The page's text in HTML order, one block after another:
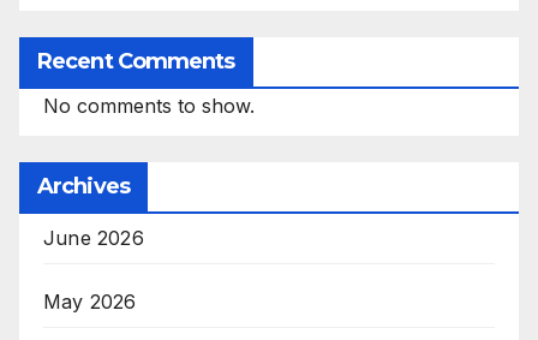
Recent Comments
No comments to show.
Archives
June 2026
May 2026